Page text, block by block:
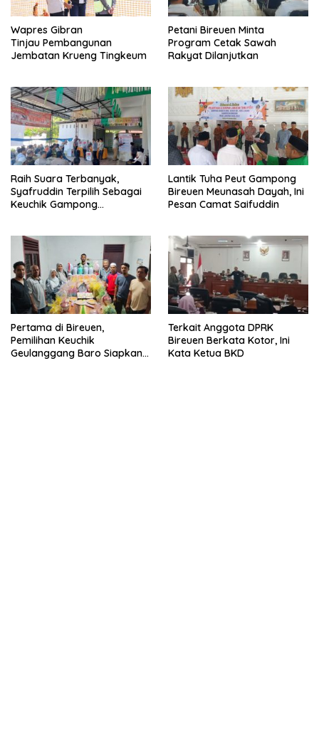
Wapres Gibran
Tinjau Pembangunan
Jembatan Krueng Tingkeum
Petani Bireuen Minta
Program Cetak Sawah
Rakyat Dilanjutkan
Raih Suara Terbanyak,
Syafruddin Terpilih Sebagai
Keuchik Gampong
Lantik Tuha Peut Gampong
Bireuen Meunasah Dayah, Ini
Pertama di Bireuen,
Pemilihan Keuchik
Geulanggang Baro Siapkan
Terkait Anggota DPRK
Bireuen Berkata Kotor, Ini
Kata Ketua BKD